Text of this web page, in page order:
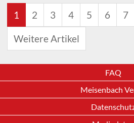
1 2 3 4 5 6 7
Weitere Artikel
FAQ
Meisenbach